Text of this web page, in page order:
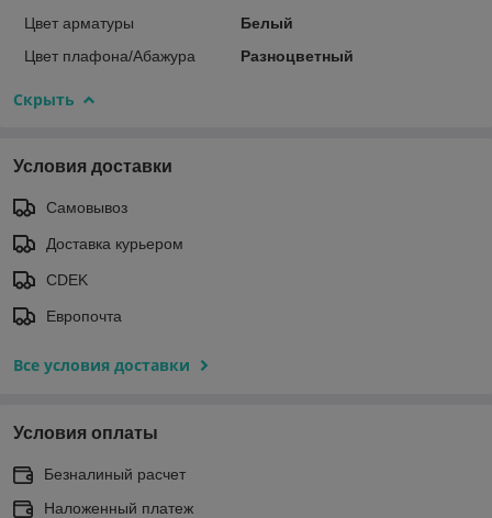
Цвет арматуры
Белый
Цвет плафона/Абажура
Разноцветный
Скрыть
Условия доставки
Самовывоз
Доставка курьером
CDEK
Европочта
Все условия доставки
Условия оплаты
Безналиный расчет
Наложенный платеж